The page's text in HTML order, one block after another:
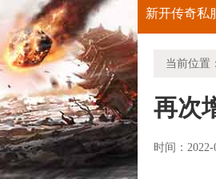
新开传奇私
当前位置：
再次
时间：2022-